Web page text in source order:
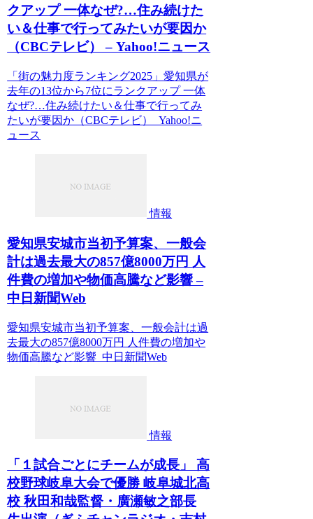
クアップ 一体なぜ?…住み続けた
い＆仕事で行ってみたいが要因か
（CBCテレビ） – Yahoo!ニュース
「街の魅力度ランキング2025」愛知県が
去年の13位から7位にランクアップ 一体
なぜ?…住み続けたい＆仕事で行ってみ
たいが要因か（CBCテレビ） Yahoo!ニ
ュース
情報
愛知県安城市当初予算案、一般会
計は過去最大の857億8000万円 人
件費の増加や物価高騰など影響 –
中日新聞Web
愛知県安城市当初予算案、一般会計は過
去最大の857億8000万円 人件費の増加や
物価高騰など影響 中日新聞Web
情報
「１試合ごとにチームが成長」 高
校野球岐阜大会で優勝 岐阜城北高
校 秋田和哉監督・廣瀬敏之部長